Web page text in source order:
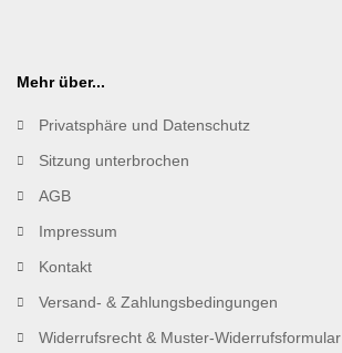
Mehr über...
Privatsphäre und Datenschutz
Sitzung unterbrochen
AGB
Impressum
Kontakt
Versand- & Zahlungsbedingungen
Widerrufsrecht & Muster-Widerrufsformular